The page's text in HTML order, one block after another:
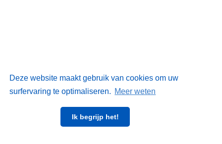
Deze website maakt gebruik van cookies om uw
surfervaring te optimaliseren. Meer weten
Ik begrijp het!